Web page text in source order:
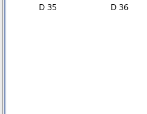
D 35 D 36